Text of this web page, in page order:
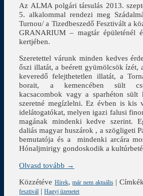
Az ALMA polgári társulás 2013.
5. alkalommal rendezi meg
Turnou/ a Tizedbeszedő Fesztivált a
GRANARIUM – magtár épületénél
kertjében.
Szeretettel várunk minden kedves
őszi illatát, a beérett gyümölcsök ízét,
keveredő felejthetetlen illatát, a
borait, a kemencében sült
kacsacombok vagy a sparhéton
szeretné megízlelni. Ez évben is kis
idelátogatókat, melyen igazi falusi
magának mindenki kedve szerint.
daliás magyar huszárok , a szögligeti
bemutatója és a mindenki arcára
Hónaljmirigy gondoskodik a
Olvasd tovább →
Közzétéve Hírek,már nem aktuális| Címkék
fesztivál |Hagyj üzenetet